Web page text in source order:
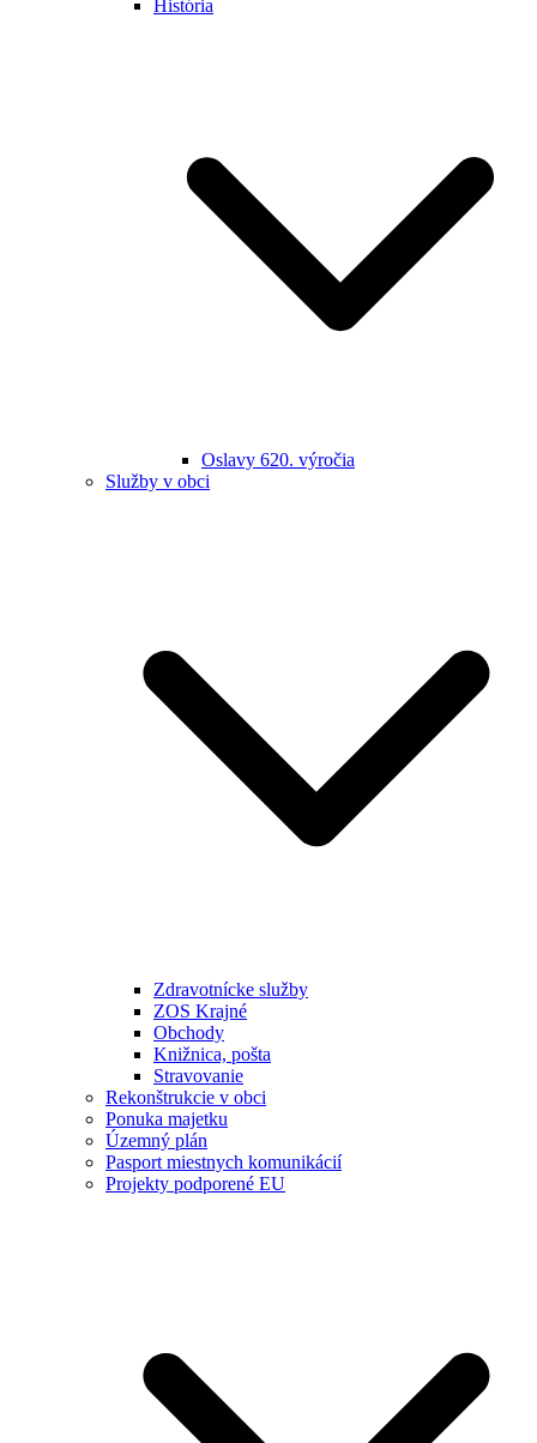
História
Oslavy 620. výročia
Služby v obci
Zdravotnícke služby
ZOS Krajné
Obchody
Knižnica, pošta
Stravovanie
Rekonštrukcie v obci
Ponuka majetku
Územný plán
Pasport miestnych komunikácií
Projekty podporené EU